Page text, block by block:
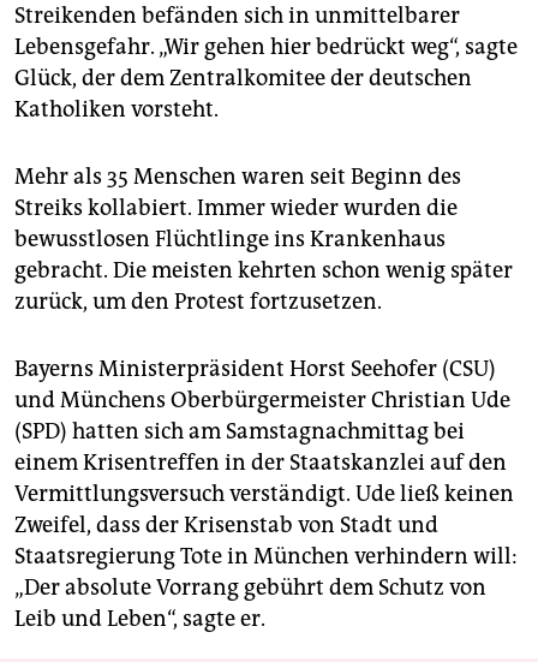
Streikenden befänden sich in unmittelbarer
Lebensgefahr. „Wir gehen hier bedrückt weg“, sagte
Glück, der dem Zentralkomitee der deutschen
Katholiken vorsteht.
Mehr als 35 Menschen waren seit Beginn des
Streiks kollabiert. Immer wieder wurden die
bewusstlosen Flüchtlinge ins Krankenhaus
gebracht. Die meisten kehrten schon wenig später
zurück, um den Protest fortzusetzen.
Bayerns Ministerpräsident Horst Seehofer (CSU)
und Münchens Oberbürgermeister Christian Ude
(SPD) hatten sich am Samstagnachmittag bei
einem Krisentreffen in der Staatskanzlei auf den
Vermittlungsversuch verständigt. Ude ließ keinen
Zweifel, dass der Krisenstab von Stadt und
Staatsregierung Tote in München verhindern will:
„Der absolute Vorrang gebührt dem Schutz von
Leib und Leben“, sagte er.